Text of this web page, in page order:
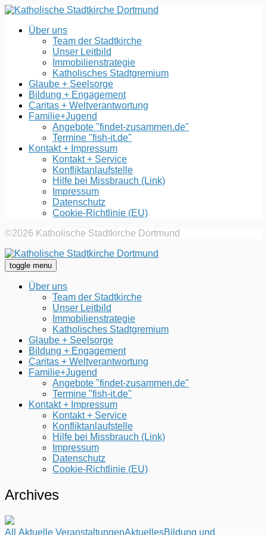
Über uns
Team der Stadtkirche
Unser Leitbild
Immobilienstrategie
Katholisches Stadtgremium
Glaube + Seelsorge
Bildung + Engagement
Caritas + Weltverantwortung
Familie+Jugend
Angebote "findet-zusammen.de"
Termine "fish-it.de"
Kontakt + Impressum
Kontakt + Service
Konfliktanlaufstelle
Hilfe bei Missbrauch (Link)
Impressum
Datenschutz
Cookie-Richtlinie (EU)
©2026 Katholische Stadtkirche Dortmund
toggle menu
Über uns
Team der Stadtkirche
Unser Leitbild
Immobilienstrategie
Katholisches Stadtgremium
Glaube + Seelsorge
Bildung + Engagement
Caritas + Weltverantwortung
Familie+Jugend
Angebote "findet-zusammen.de"
Termine "fish-it.de"
Kontakt + Impressum
Kontakt + Service
Konfliktanlaufstelle
Hilfe bei Missbrauch (Link)
Impressum
Datenschutz
Cookie-Richtlinie (EU)
Archives
All Aktuelle VeranstaltungenAktuellesBildung und